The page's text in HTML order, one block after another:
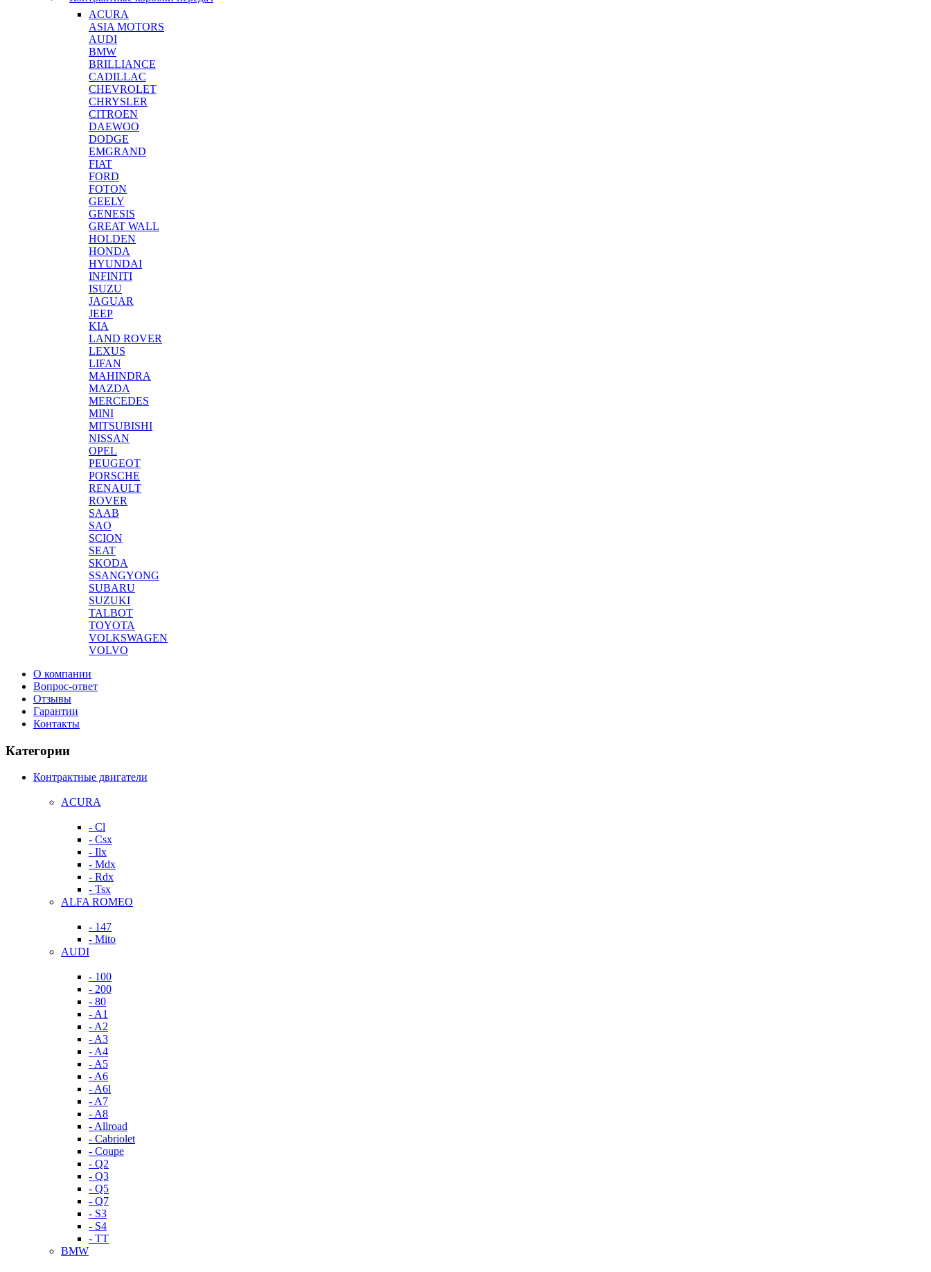
ACURA
ASIA MOTORS
AUDI
BMW
BRILLIANCE
CADILLAC
CHEVROLET
CHRYSLER
CITROEN
DAEWOO
DODGE
EMGRAND
FIAT
FORD
FOTON
GEELY
GENESIS
GREAT WALL
HOLDEN
HONDA
HYUNDAI
INFINITI
ISUZU
JAGUAR
JEEP
KIA
LAND ROVER
LEXUS
LIFAN
MAHINDRA
MAZDA
MERCEDES
MINI
MITSUBISHI
NISSAN
OPEL
PEUGEOT
PORSCHE
RENAULT
ROVER
SAAB
SAO
SCION
SEAT
SKODA
SSANGYONG
SUBARU
SUZUKI
TALBOT
TOYOTA
VOLKSWAGEN
VOLVO
О компании
Вопрос-ответ
Отзывы
Гарантии
Контакты
Категории
Контрактные двигатели
ACURA
- Cl
- Csx
- Ilx
- Mdx
- Rdx
- Tsx
ALFA ROMEO
- 147
- Mito
AUDI
- 100
- 200
- 80
- A1
- A2
- A3
- A4
- A5
- A6
- A6l
- A7
- A8
- Allroad
- Cabriolet
- Coupe
- Q2
- Q3
- Q5
- Q7
- S3
- S4
- TT
BMW